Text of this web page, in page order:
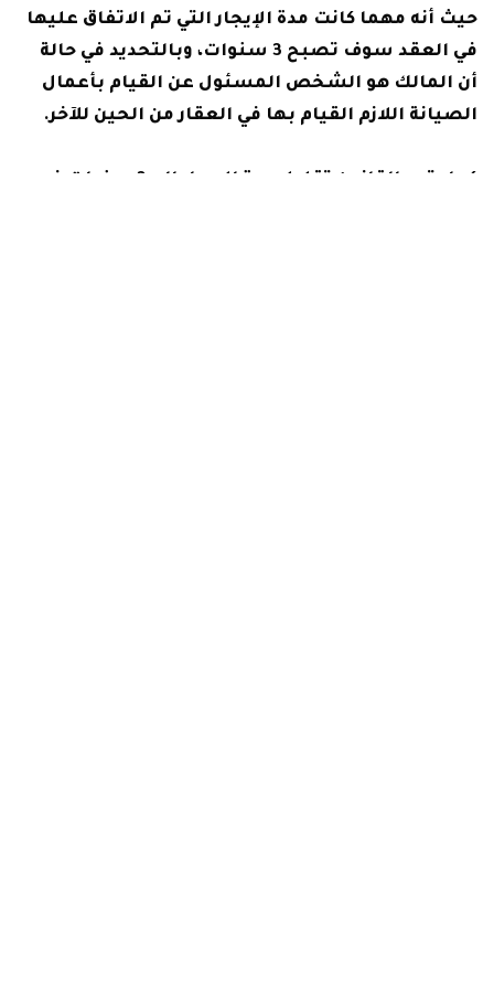
حيث أنه مهما كانت مدة الإيجار التي تم الاتفاق عليها
في العقد سوف تصبح 3 سنوات، وبالتحديد في حالة
أن المالك هو الشخص المسئول عن القيام بأعمال
الصيانة اللازم القيام بها في العقار من الحين للآخر.